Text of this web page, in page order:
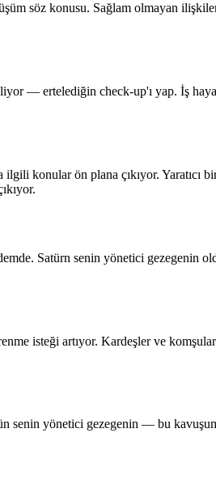
söz konusu. Sağlam olmayan
— ertelediğin check-up'ı yap. İş
konular ön plana çıkıyor.
Satürn senin yönetici gezegenin
isteği artıyor. Kardeşler ve
senin yönetici gezegenin — bu